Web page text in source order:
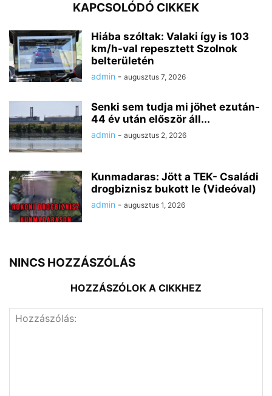
KAPCSOLÓDÓ CIKKEK
Hiába szóltak: Valaki így is 103
km/h-val repesztett Szolnok
belterületén
admin - augusztus 7, 2026
Senki sem tudja mi jöhet ezután-
44 év után először áll...
admin - augusztus 2, 2026
Kunmadaras: Jött a TEK- Családi
drogbiznisz bukott le (Videóval)
admin - augusztus 1, 2026
NINCS HOZZÁSZÓLÁS
HOZZÁSZÓLOK A CIKKHEZ